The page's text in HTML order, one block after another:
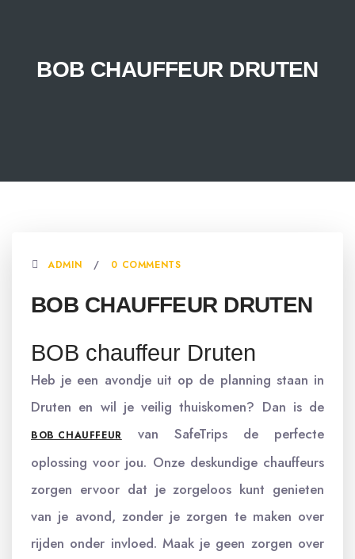
BOB CHAUFFEUR DRUTEN
ADMIN 0 COMMENTS
BOB CHAUFFEUR DRUTEN
BOB chauffeur Druten
Heb je een avondje uit op de planning staan in
Druten en wil je veilig thuiskomen? Dan is de
BOB CHAUFFEUR
van SafeTrips de perfecte
oplossing voor jou. Onze deskundige chauffeurs
zorgen ervoor dat je zorgeloos kunt genieten
van je avond, zonder je zorgen te maken over
rijden onder invloed. Maak je geen zorgen over